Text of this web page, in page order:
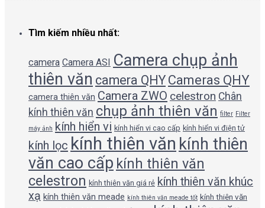
Tìm kiếm nhiều nhất:
camera Camera ASI
Camera chụp ảnh
thiên văn camera QHY Cameras QHY
camera thiên văn Camera ZWO celestron Chân
kính thiên văn chụp ảnh thiên văn filter Filter
máy ảnh kính hiển vi kính hiển vi cao cấp kính hiển vi điện tử
kính lọc kính thiên văn kính thiên
văn cao cấp kính thiên văn
celestron kính thiên văn giá rẻ kính thiên văn khúc
xạ kính thiên văn meade kính thiên văn meade tốt kính thiên văn